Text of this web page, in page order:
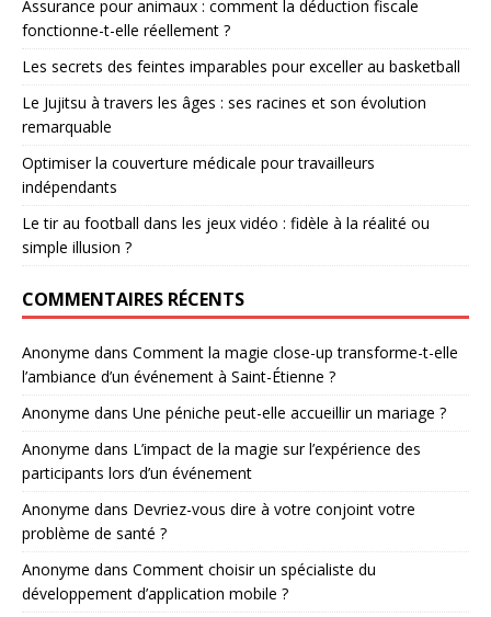
Assurance pour animaux : comment la déduction fiscale
fonctionne-t-elle réellement ?
Les secrets des feintes imparables pour exceller au basketball
Le Jujitsu à travers les âges : ses racines et son évolution
remarquable
Optimiser la couverture médicale pour travailleurs
indépendants
Le tir au football dans les jeux vidéo : fidèle à la réalité ou
simple illusion ?
COMMENTAIRES RÉCENTS
Anonyme dans Comment la magie close-up transforme-t-elle
l’ambiance d’un événement à Saint-Étienne ?
Anonyme dans Une péniche peut-elle accueillir un mariage ?
Anonyme dans L’impact de la magie sur l’expérience des
participants lors d’un événement
Anonyme dans Devriez-vous dire à votre conjoint votre
problème de santé ?
Anonyme dans Comment choisir un spécialiste du
développement d’application mobile ?